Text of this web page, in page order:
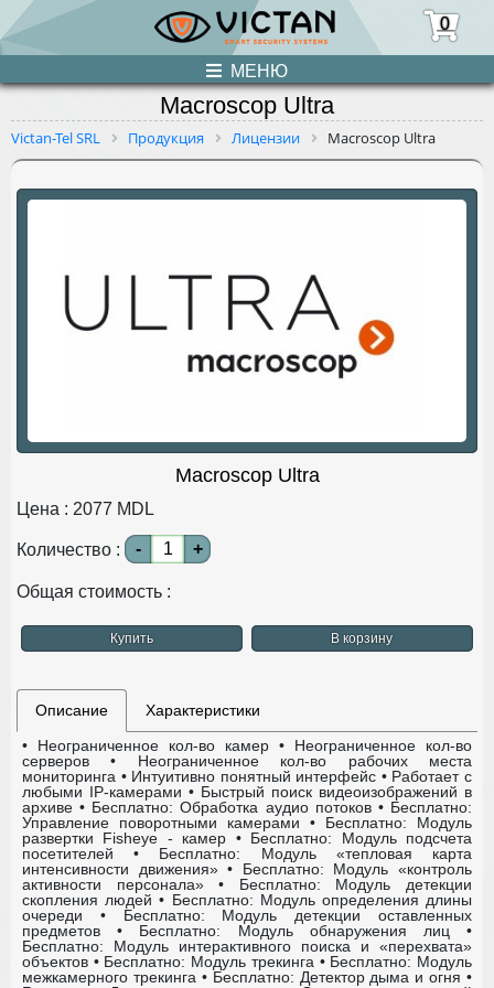
0
МЕНЮ
ПРОДУКЦИЯ
НОВОСТИ
КОНТАКТЫ
Macroscop Ultra
Victan-Tel SRL Продукция Лицензии Macroscop Ultra
Macroscop Ultra
Цена : 2077 MDL
Количество : - +
Общая стоимость :
Купить В корзину
Описание
Характеристики
• Неограниченное кол-во камер • Неограниченное кол-во
серверов • Неограниченное кол-во рабочих места
мониторинга • Интуитивно понятный интерфейс • Работает с
любыми IP-камерами • Быстрый поиск видеоизображений в
архиве• Бесплатно: Обработка аудио потоков• Бесплатно:
Управление поворотными камерами • Бесплатно: Модуль
развертки Fisheye - камер • Бесплатно: Модуль подсчета
посетителей • Бесплатно: Модуль «тепловая карта
интенсивности движения»• Бесплатно: Модуль «контроль
активности персонала»• Бесплатно: Модуль детекции
скопления людей • Бесплатно: Модуль определения длины
очереди • Бесплатно: Модуль детекции оставленных
предметов• Бесплатно: Модуль обнаружения лиц•
Бесплатно: Модуль интерактивного поиска и «перехвата»
объектов • Бесплатно: Модуль трекинга• Бесплатно: Модуль
межкамерного трекинга• Бесплатно: Детектор дыма и огня •